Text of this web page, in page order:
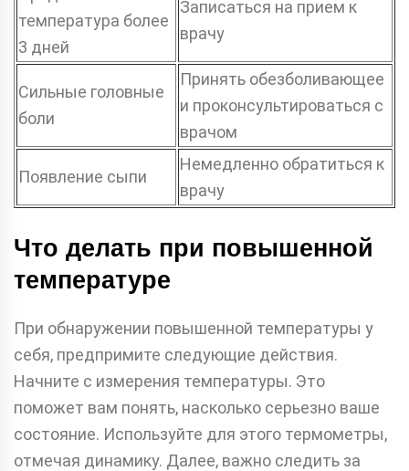
температура более
3 дней
Записаться на прием к
врачу
Сильные головные
боли
Принять обезболивающее
и проконсультироваться с
врачом
Появление сыпи
Немедленно обратиться к
врачу
Что делать при повышенной
температуре
При обнаружении повышенной температуры у
себя, предпримите следующие действия.
Начните с измерения температуры. Это
поможет вам понять, насколько серьезно ваше
состояние. Используйте для этого термометры,
отмечая динамику. Далее, важно следить за